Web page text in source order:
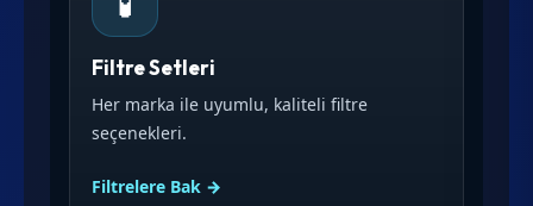
Filtre Setleri
Her marka ile uyumlu, kaliteli filtre
seçenekleri.
Filtrelere Bak →